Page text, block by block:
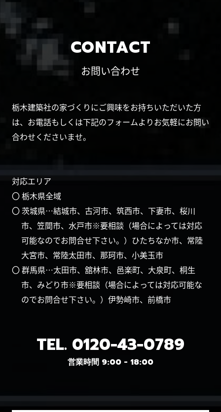
CONTACT
お問い合わせ
栃木建築社の家づくりにご興味をお持ちいただいた方
は、お電話もしくは下記のフォームよりお気軽にお問い
合わせくださいませ。
対応エリア
〇 栃木県全域
〇 茨城県…結城市、古河市、筑西市、下妻市、桜川
市、笠間市、水戸市※要相談（場合によっては対応
可能なのでお問合せ下さい。）ひたちなか市、常陸
大宮市、常陸太田市、那珂市、小美玉市
〇 群馬県…太田市、舘林市、邑楽町、大泉町、桐生
市、みどり市※要相談（場合によっては対応可能な
のでお問合せ下さい。）伊勢崎市、前橋市
TEL. 0120-43-0789
営業時間 9:00 - 18:00